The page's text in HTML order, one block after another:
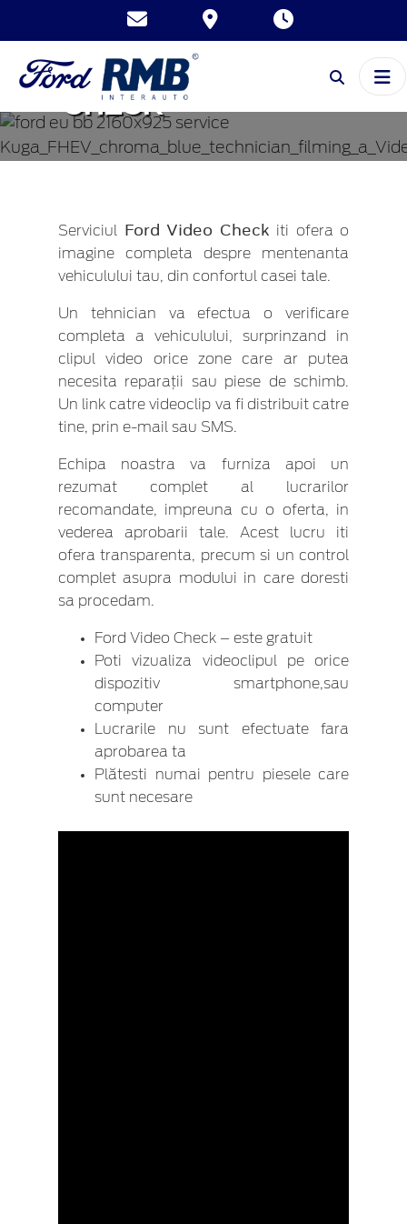
FORD VIDEO
CHECK
Serviciul Ford Video Check iti ofera o
imagine completa despre mentenanta
vehiculului tau, din confortul casei tale.
Un tehnician va efectua o verificare
completa a vehiculului, surprinzand in
clipul video orice zone care ar putea
necesita reparații sau piese de schimb.
Un link catre videoclip va fi distribuit catre
tine, prin e-mail sau SMS.
Echipa noastra va furniza apoi un
rezumat complet al lucrarilor
recomandate, impreuna cu o oferta, in
vederea aprobarii tale. Acest lucru iti
ofera transparenta, precum si un control
complet asupra modului in care doresti
sa procedam.
Ford Video Check – este gratuit
Poti vizualiza videoclipul pe orice
dispozitiv smartphone,sau
computer
Lucrarile nu sunt efectuate fara
aprobarea ta
Plătesti numai pentru piesele care
sunt necesare